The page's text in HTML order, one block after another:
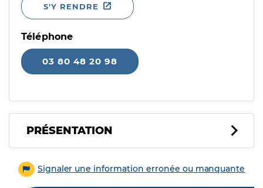
S'Y RENDRE
Téléphone
03 80 48 20 98
PRÉSENTATION
Signaler une information erronée ou manquante